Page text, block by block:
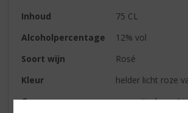
Inhoud
75 CL
Alcoholpercentage
12% vol
Soort wijn
Rosé
Kleur
helder licht roze
Geur
aromatisch, met